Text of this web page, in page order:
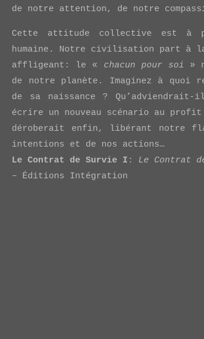
de notre attention, de notre
Cette attitude collective est à
humaine. Notre civilisation part à
affligeant: le « chacun pour soi »
de notre planète. Imaginez à quoi
de sa naissance ?
écrire un nouveau scénario au
déroberait enfin, libérant notre
intentions et de nos actions…
Le Contrat de Survie I : Le Contrat
– Éditions Intégration